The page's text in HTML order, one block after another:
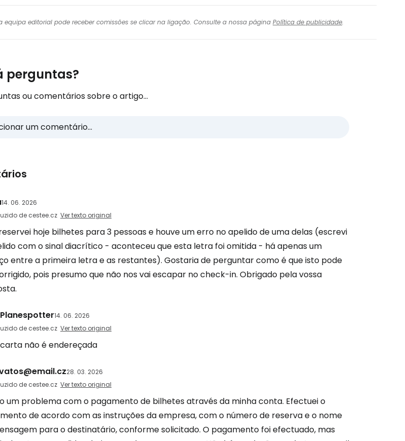
editorial pode receber comissões se clicar na ligação. Consulte a nossa página Política de publicidade.
perguntas?
ou comentários sobre o artigo...
um comentário...
14. 06. 2026
de cestee.cz Ver texto original
hoje bilhetes para 3 pessoas e houve um erro no apelido de uma delas (escrevi
com o sinal diacrítico - aconteceu que esta letra foi omitida - há apenas um
entre a primeira letra e as restantes). Gostaria de perguntar como é que isto pode
pois presumo que não nos vai escapar no check-in. Obrigado pela vossa
14. 06. 2026
de cestee.cz Ver texto original
não é endereçada
28. 03. 2026
de cestee.cz Ver texto original
um problema com o pagamento de bilhetes através da minha conta. Efectuei o
de acordo com as instruções da empresa, com o número de reserva e o nome
para o destinatário, conforme solicitado. O pagamento foi efectuado, mas
Iniciar sessão no Cestee
Continuar com o Google